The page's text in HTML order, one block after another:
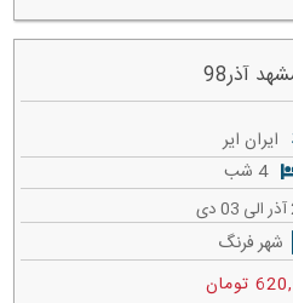
آذر98
ایران ایر
4 شب
شهر فرنگ
تومان